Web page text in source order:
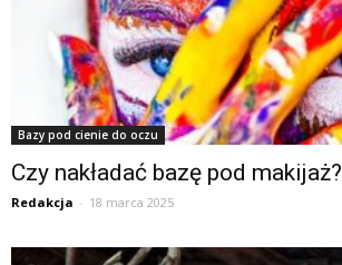
Bazy pod cienie do oczu
Czy nakładać bazę pod makijaż?
Redakcja - 18 marca 2025